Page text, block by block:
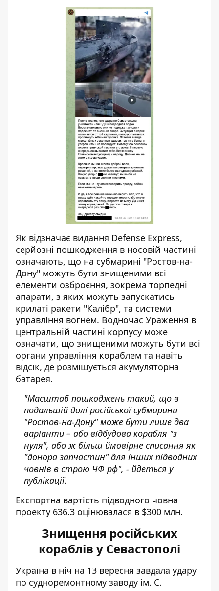
Як відзначає видання Defense Express,
серйозні пошкодження в носовій частині
означають, що на субмарині "Ростов-на-
Дону" можуть бути знищеними всі
елементи озброєння, зокрема торпедні
апарати, з яких можуть запускатись
крилаті ракети "Калібр", та системи
управління вогнем. Водночас Ураження в
центральній частині корпусу може
означати, що знищеними можуть бути всі
органи управління кораблем та навіть
відсік, де розміщується акумуляторна
батарея.
"Масштаб пошкоджень такий, що в
подальшій долі російської субмарини
"Ростов-на-Дону" може бути лише два
варіанти – або відбудова корабля "з
нуля", або ж більш ймовірне списання як
"донора запчастин" для інших підводних
човнів в строю ЧФ рф", - йдеться у
публікації.
Експортна вартість підводного човна
проекту 636.3 оцінювалася в $300 млн.
Знищення російських
кораблів у Севастополі
Україна в ніч на 13 вересня завдала удару
по судноремонтному заводу ім. С.